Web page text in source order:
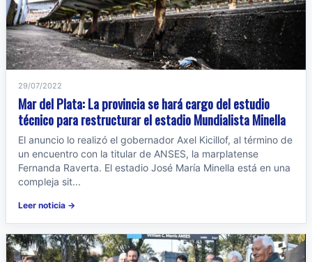
29/07/2022
Mar del Plata: La provincia se hará cargo del estudio
técnico para restructurar el estadio Mundialista Minella
El anuncio lo realizó el gobernador Axel Kicillof, al término de
un encuentro con la titular de ANSES, la marplatense
Fernanda Raverta. El estadio José María Minella está en una
compleja sit...
Leer noticia →